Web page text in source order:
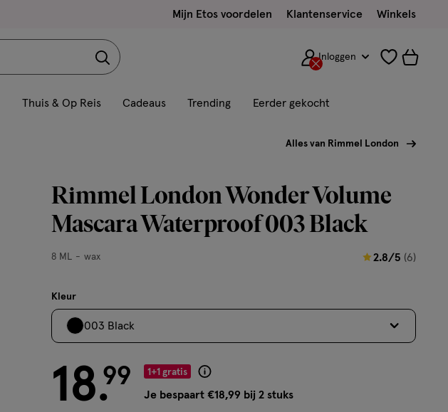
Mijn Etos voordelen Klantenservice Winkels
Inloggen
Thuis & Op Reis Cadeaus Trending Eerder gekocht
Alles van Rimmel London
Rimmel London Wonder Volume
Mascara Waterproof 003 Black
8
wax
8 ML wax 2.8/5 (6)
2.8
sterren
Kleur
003 Black
€ 18.99
18.99 1+1 gratis
Product
badge
Je bespaart €18,99 bij 2 stuks